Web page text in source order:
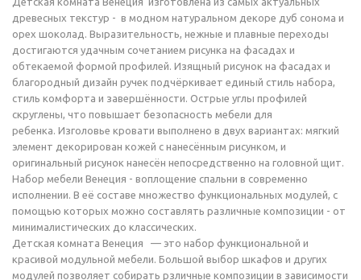
древесных текстур - в модном натуральном декоре дуб сонома и
орех шоколад. Выразительность, нежные и плавные переходы
достигаются удачным сочетанием рисунка на фасадах и
обтекаемой формой профилей. Изящный рисунок на фасадах и
благородный дизайн ручек подчёркивает единый стиль набора,
стиль комфорта и завершённости. Острые углы профилей
скруглены, что повышает безопасность мебели для
ребенка. Изголовье кровати выполнено в двух вариантах: мягкий
элемент декорирован кожей с нанесённым рисунком, и
оригинальный рисунок нанесён непосредственно на головной щит.
Набор мебели Венеция - воплощение спальни в современно
исполнении. В её составе множество функциональных модулей, с
помощью которых можно составлять различные композиции - от
минималистических до классических.
Детская комната Венеция — это набор функциональной и
красивой модульной мебели. Большой выбор шкафов и других
модулей позволяет собирать рзличные композиции в зависимости